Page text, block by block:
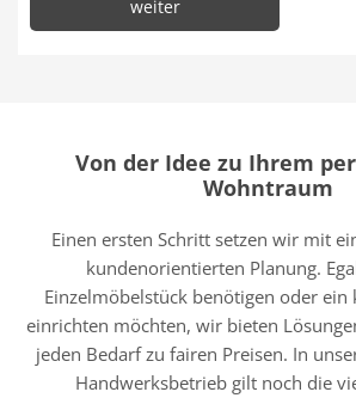
weiter
Von der Idee zu Ihrem
Wohntraum
Einen ersten Schritt setzen wir mit
kundenorientierten Planung.
Einzelmöbelstück benötigen oder ein
einrichten möchten, wir bieten
jeden Bedarf zu fairen Preisen. In
Handwerksbetrieb gilt noch die